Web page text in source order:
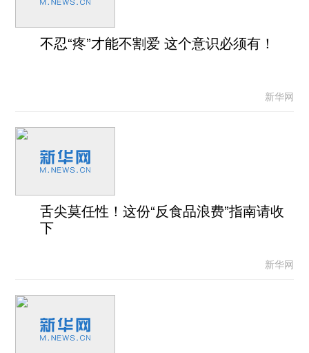
不忍“疼”才能不割爱 这个意识必须有！
新华网
舌尖莫任性！这份“反食品浪费”指南请收
下
新华网